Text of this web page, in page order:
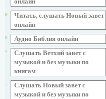
Читать, слушать Новый завет
онлайн
Аудио Библия онлайн
Слушать Ветхий завет с
музыкой и без музыки по
книгам
Слушать Новый завет с
музыкой и без музыки по